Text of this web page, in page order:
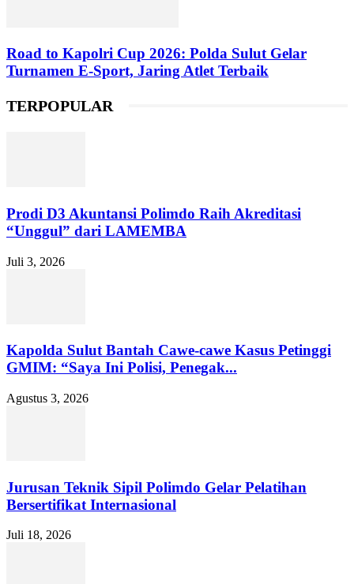
Road to Kapolri Cup 2026: Polda Sulut Gelar
Turnamen E-Sport, Jaring Atlet Terbaik
TERPOPULAR
Prodi D3 Akuntansi Polimdo Raih Akreditasi
“Unggul” dari LAMEMBA
Juli 3, 2026
Kapolda Sulut Bantah Cawe-cawe Kasus Petinggi
GMIM: “Saya Ini Polisi, Penegak...
Agustus 3, 2026
Jurusan Teknik Sipil Polimdo Gelar Pelatihan
Bersertifikat Internasional
Juli 18, 2026